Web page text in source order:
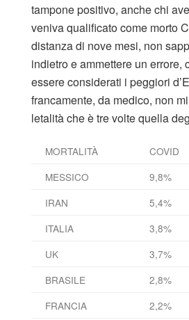
tampone positivo, anche chi
veniva qualificato come morto
distanza di nove mesi, non
indietro e ammettere un errore,
essere considerati i peggiori
francamente, da medico, non
letalità che è tre volte quella
MORTALITÀ
COVID
MESSICO
9,8%
IRAN
5,4%
ITALIA
3,8%
UK
3,7%
BRASILE
2,8%
FRANCIA
2,2%